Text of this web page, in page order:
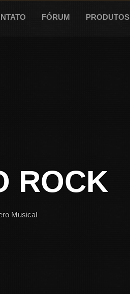
FÓRUM PRODUTOS
ROCK
Musical